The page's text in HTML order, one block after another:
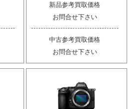
新品参考買取価格
お問合せ下さい
中古参考買取価格
お問合せ下さい